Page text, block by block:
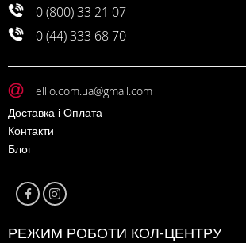
0 (800) 33 21 07
0 (44) 333 68 70
ellio.com.ua@gmail.com
Доставка і Оплата
Контакти
Блог
РЕЖИМ РОБОТИ КОЛ-ЦЕНТРУ